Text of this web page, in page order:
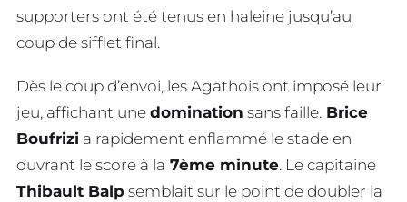
supporters ont été tenus en haleine jusqu’au
coup de sifflet final.
Dès le coup d’envoi, les Agathois ont imposé leur
jeu, affichant une domination sans faille. Brice
Boufrizi a rapidement enflammé le stade en
ouvrant le score à la 7ème minute. Le capitaine
Thibault Balp semblait sur le point de doubler la